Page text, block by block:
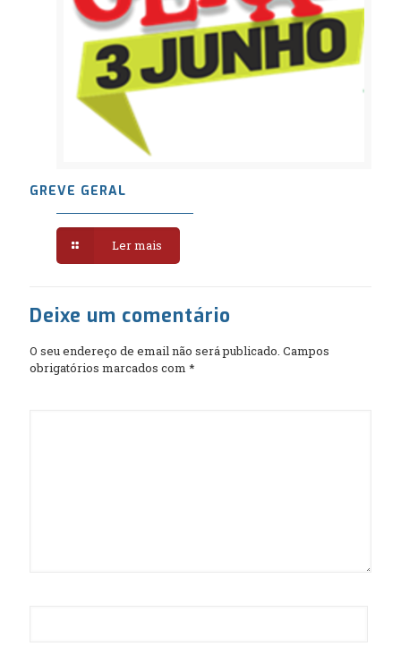
GREVE GERAL
Ler mais
Deixe um comentário
O seu endereço de email não será publicado. Campos
obrigatórios marcados com *